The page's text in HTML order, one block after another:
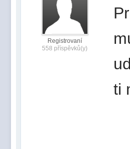
Registrovaní
558 příspěvků(y)
ti